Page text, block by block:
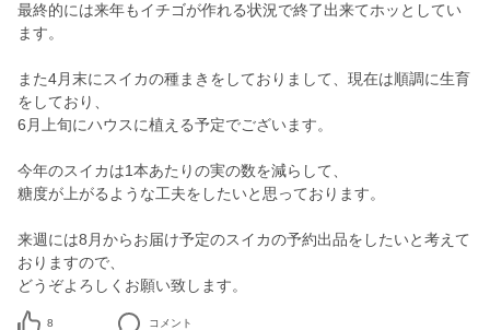
最終的には来年もイチゴが作れる状況で終了出来てホッとしてい
ます。
また4月末にスイカの種まきをしておりまして、現在は順調に生育
をしており、
6月上旬にハウスに植える予定でございます。
今年のスイカは1本あたりの実の数を減らして、
糖度が上がるような工夫をしたいと思っております。
来週には8月からお届け予定のスイカの予約出品をしたいと考えて
おりますので、
どうぞよろしくお願い致します。
8 コメント